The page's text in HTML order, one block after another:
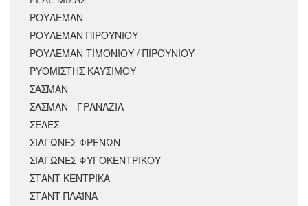
ΡΟΥΛΕΜΑΝ
ΡΟΥΛΕΜΑΝ ΠΙΡΟΥΝΙΟΥ
ΡΟΥΛΕΜΑΝ ΤΙΜΟΝΙΟΥ / ΠΙΡΟΥΝΙΟΥ
ΡΥΘΜΙΣΤΗΣ ΚΑΥΣΙΜΟΥ
ΣΑΣΜΑΝ
ΣΑΣΜΑΝ - ΓΡΑΝΑΖΙΑ
ΣΕΛΕΣ
ΣΙΑΓΩΝΕΣ ΦΡΕΝΩΝ
ΣΙΑΓΩΝΕΣ ΦΥΓΟΚΕΝΤΡΙΚΟΥ
ΣΤΑΝΤ ΚΕΝΤΡΙΚΑ
ΣΤΑΝΤ ΠΛΑΪΝΑ